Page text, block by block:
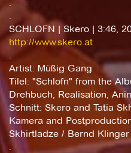
SCHLOFN | Skero | 3:46,
http://www.skero.at
Artist: Müßig Gang
Tilel: "Schlofn" from the
Drehbuch, Realisation,
Schnitt: Skero and Tatia
Kamera and
Skhirtladze / Bernd Klinger